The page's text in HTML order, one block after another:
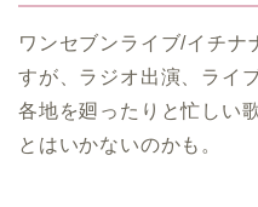
ワンセブンライブ/イチナ
すが、ラジオ出演、ライ
各地を廻ったりと忙しい
とはいかないのかも。